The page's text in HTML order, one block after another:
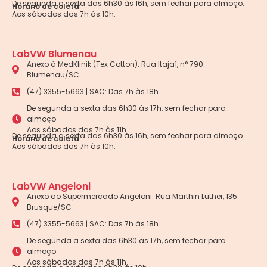
Horário de coleta
De segunda a sexta das 6h30 às 16h, sem fechar para almoço.
Aos sábados das 7h às 10h.
LabVW Blumenau
Anexo à MedKlinik (Tex Cotton). Rua Itajaí, n° 790.
Blumenau/SC
(47) 3355-5663 | SAC: Das 7h às 18h
De segunda a sexta das 6h30 às 17h, sem fechar para
almoço.
Aos sábados das 7h às 11h.
Horário de coleta
De segunda a sexta das 6h30 às 16h, sem fechar para almoço.
Aos sábados das 7h às 10h.
LabVW Angeloni
Anexo ao Supermercado Angeloni. Rua Marthin Luther, 135
Brusque/SC
(47) 3355-5663 | SAC: Das 7h às 18h
De segunda a sexta das 6h30 às 17h, sem fechar para
almoço.
Aos sábados das 7h às 11h.